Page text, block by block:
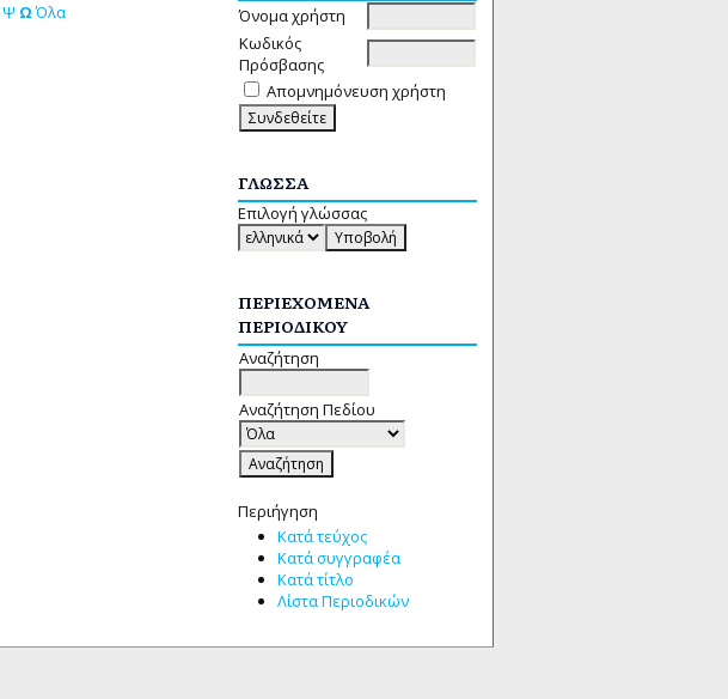
Όνομα χρήστη
Κωδικός
Πρόσβασης
Απομνημόνευση χρήστη
ΓΛΏΣΣΑ
Επιλογή γλώσσας
ΠΕΡΙΕΧΌΜΕΝΑ
ΠΕΡΙΟΔΙΚΟΎ
Αναζήτηση
Αναζήτηση Πεδίου
Περιήγηση
Κατά τεύχος
Κατά συγγραφέα
Κατά τίτλο
Λίστα Περιοδικών
Ψ Ω Όλα